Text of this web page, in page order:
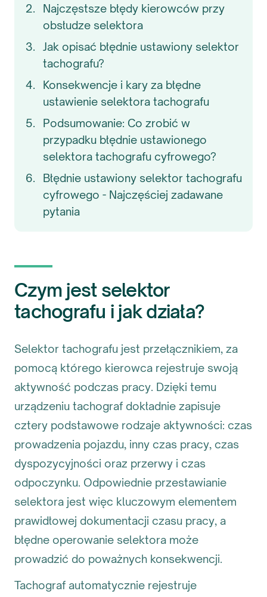
Najczęstsze błędy kierowców przy
obsłudze selektora
Jak opisać błędnie ustawiony selektor
tachografu?
Konsekwencje i kary za błędne
ustawienie selektora tachografu
Podsumowanie: Co zrobić w
przypadku błędnie ustawionego
selektora tachografu cyfrowego?
Błędnie ustawiony selektor tachografu
cyfrowego - Najczęściej zadawane
pytania
Czym jest selektor
tachografu i jak działa?
Selektor tachografu jest przełącznikiem, za
pomocą którego kierowca rejestruje swoją
aktywność podczas pracy. Dzięki temu
urządzeniu tachograf dokładnie zapisuje
cztery podstawowe rodzaje aktywności: czas
prowadzenia pojazdu, inny czas pracy, czas
dyspozycyjności oraz przerwy i czas
odpoczynku. Odpowiednie przestawianie
selektora jest więc kluczowym elementem
prawidłowej dokumentacji czasu pracy, a
błędne operowanie selektora może
prowadzić do poważnych konsekwencji.
Tachograf automatycznie rejestruje